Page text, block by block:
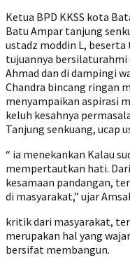
Ketua BPD KKSS kota
Batu Ampar tanjung
ustadz moddin L,
tujuannya
Ahmad dan di dampingi
Chandra bincang ringan
menyampaikan aspirasi
keluh kesahnya
Tanjung senkuang, ucap
“ ia menekankan Kalau
mempertautkan hati.
kesamaan pandangan,
di masyarakat,” ujar
kritik dari masyarakat,
merupakan hal yang
bersifat membangun.